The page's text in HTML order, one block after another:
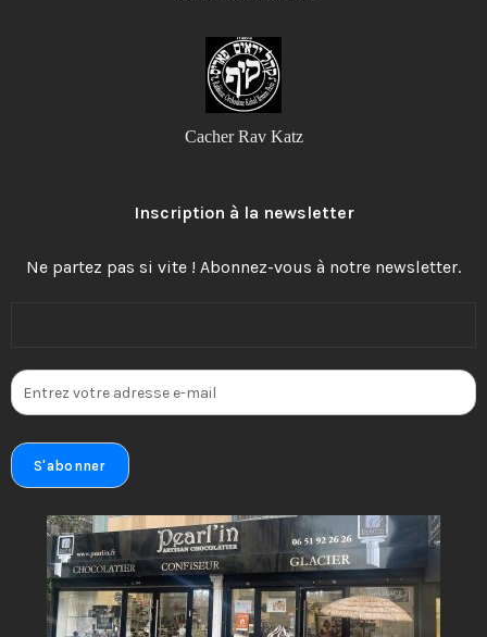
Cacher Rav Katz
Inscription à la newsletter
Ne partez pas si vite ! Abonnez-vous à notre newsletter.